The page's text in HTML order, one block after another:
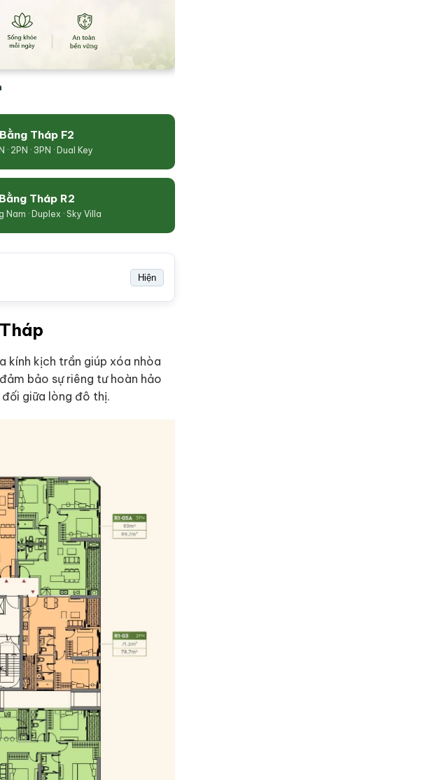
Tháp F2
· 2PN · 3PN · Dual Key
Tháp R2
Nam · Duplex · Sky Villa
Hiện
kính kịch trần giúp xóa nhòa
bảo sự riêng tư hoàn hảo
giữa lòng đô thị.